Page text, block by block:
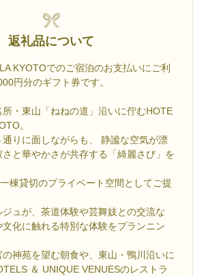
返礼品について
KYOTOでのご宿泊のお支払いにご利
円分のギフト券です。
・東山「ねねの道」沿いに佇むHOTE
。
りに面しながらも、 静謐な空気が漂
さと華やかさが共存する「綺麗さび」を
棟貸切のプライベート空間としてご提
ュが、茶道体験や芸舞妓との交流な
文化に触れる特別な体験をプランニン
神苑を望む朝食や、東山・鴨川沿いに
＆ UNIQUE VENUESのレストラ